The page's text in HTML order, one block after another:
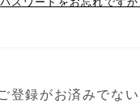
登録がお済みでな